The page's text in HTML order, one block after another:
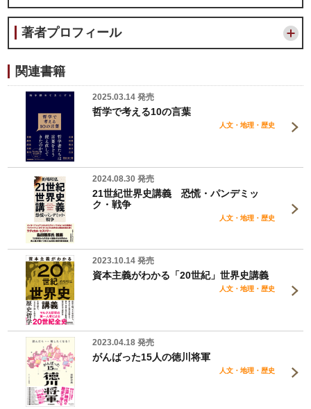
著者プロフィール
関連書籍
2025.03.14 発売
哲学で考える10の言葉
人文・地理・歴史
2024.08.30 発売
21世紀世界史講義 恐慌・パンデミッ
ク・戦争
人文・地理・歴史
2023.10.14 発売
資本主義がわかる「20世紀」世界史講義
人文・地理・歴史
2023.04.18 発売
がんばった15人の徳川将軍
人文・地理・歴史